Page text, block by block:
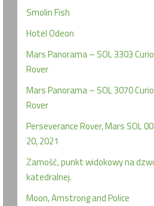
Smolin Fish
Hotel Odeon
Mars Panorama – SOL 3303
Rover
Mars Panorama – SOL 3070
Rover
Perseverance Rover, Mars SOL
20, 2021
Zamość, punkt widokowy na
katedralnej.
Moon, Amstrong and Police